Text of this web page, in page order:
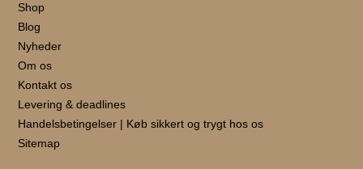
Shop
Blog
Nyheder
Om os
Kontakt os
Levering & deadlines
Handelsbetingelser | Køb sikkert og trygt hos os
Sitemap